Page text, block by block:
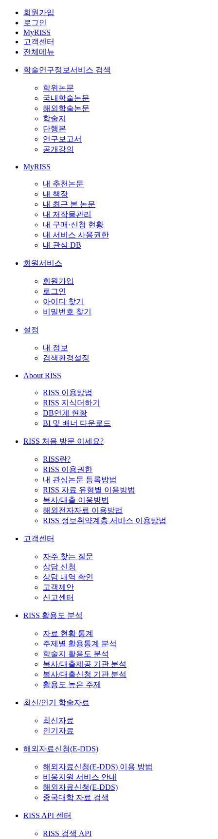
회원가입
로그인
MyRISS
고객센터
전체메뉴
학술연구정보서비스 검색
학위논문
국내학술논문
해외학술논문
학술지
단행본
연구보고서
공개강의
MyRISS
내 추천논문
내 책장
내 최근 본 논문
내 저작물관리
내 구매·신청 현황
내 서비스 사용권한
내 관심 DB
회원서비스
회원가입
로그인
아이디 찾기
비밀번호 찾기
설정
내 정보
검색환경설정
About RISS
RISS 이용방법
RISS 지식더하기
DB연계 현황
BI 및 배너 다운로드
RISS 처음 방문 이세요?
RISS란?
RISS 이용권한
내 관심논문 등록방법
RISS 자료 유형별 이용방법
복사/대출 이용방법
해외전자자료 이용방법
RISS 정보취약계층 서비스 이용방법
고객센터
자주 찾는 질문
상담 신청
상담 내역 확인
고객제안
신고센터
RISS 활용도 분석
자료 현황 통계
주제별 활용통계 분석
학술지 활용도 분석
복사/대출제공 기관 분석
복사/대출신청 기관 분석
활용도 높은 주제
최신/인기 학술자료
최신자료
인기자료
해외자료신청(E-DDS)
해외자료신청(E-DDS) 이용 방법
비용지원 서비스 안내
해외자료신청(E-DDS)
중국대학 자료 검색
RISS API 센터
RISS 검색 API